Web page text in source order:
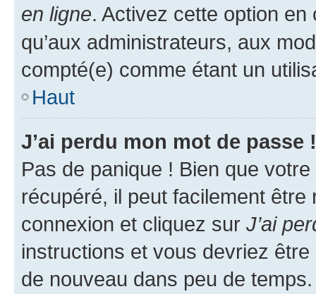
en ligne. Activez cette option
qu’aux administrateurs, aux
compté(e) comme étant un
Haut
J’ai perdu mon mot de passe !
Pas de panique ! Bien que
récupéré, il peut facilement
connexion et cliquez sur J’ai
instructions et vous devriez
de nouveau dans peu de temps.